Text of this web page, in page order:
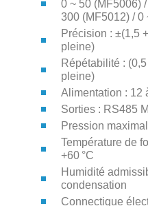
0 ~ 50 (MF5006)
300 (MF5012) / 0
Précision : ±(1,5
pleine)
Répétabilité :
pleine)
Alimentation : 12
Sorties : RS485
Pression
Température de
+60 °C
Humidité
condensation
Connectique